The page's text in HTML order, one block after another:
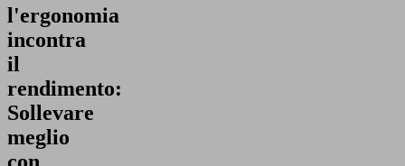
l'ergonomia
incontra
il
rendimento:
Sollevare
meglio